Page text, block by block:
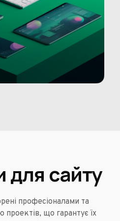
сайту
професіоналами та
проектів, що гарантує їх